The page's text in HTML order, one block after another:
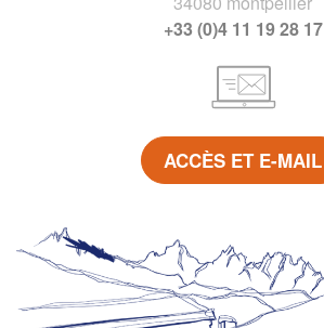
+33 (0)4 11 19 28 17
ACCÈS ET E-MAIL